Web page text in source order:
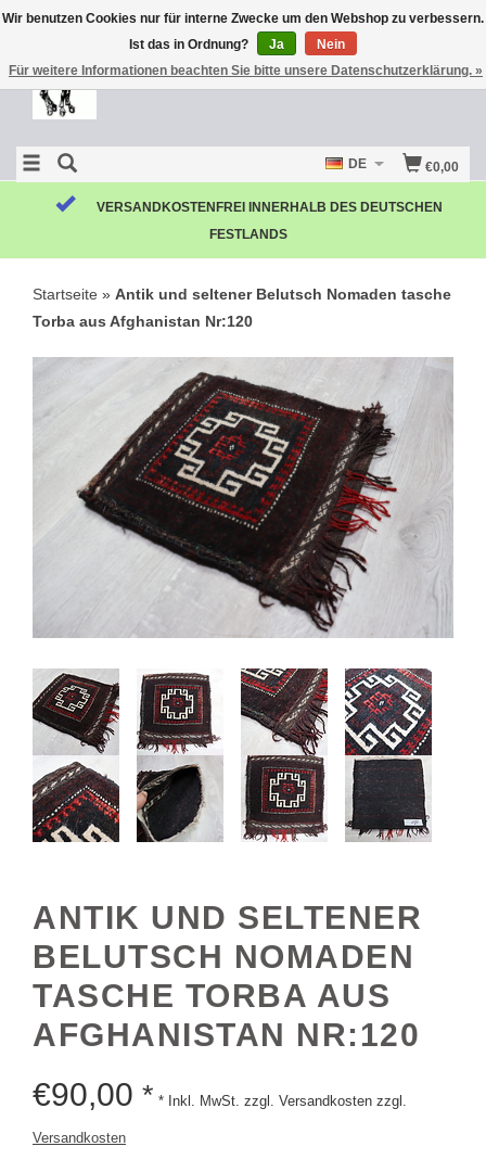
€0,00
DE
VERSANDKOSTENFREI INNERHALB DES DEUTSCHEN
FESTLANDS
Startseite » Antik und seltener Belutsch Nomaden tasche
Torba aus Afghanistan Nr:120
ANTIK UND SELTENER
BELUTSCH NOMADEN
TASCHE TORBA AUS
AFGHANISTAN NR:120
€90,00 * * Inkl. MwSt. zzgl. Versandkosten zzgl.
Versandkosten
Wir benutzen Cookies nur für interne Zwecke um den Webshop zu verbessern.
Ist das in Ordnung?
Ja
Nein
Für weitere Informationen beachten Sie bitte unsere Datenschutzerklärung. »